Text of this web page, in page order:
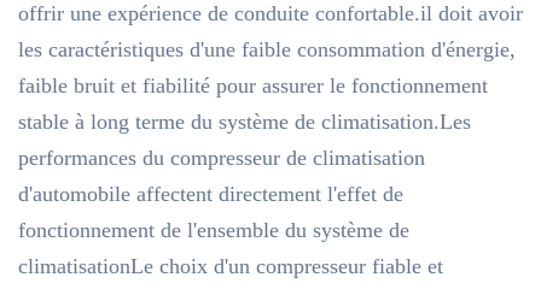
offrir une expérience de conduite confortable.il doit avoir
les caractéristiques d'une faible consommation d'énergie,
faible bruit et fiabilité pour assurer le fonctionnement
stable à long terme du système de climatisation.Les
performances du compresseur de climatisation
d'automobile affectent directement l'effet de
fonctionnement de l'ensemble du système de
climatisationLe choix d'un compresseur fiable et